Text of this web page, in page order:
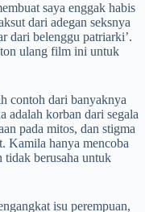
saya enggak habis
dari adegan seksnya
dari belenggu patriarki’.
ulang film ini untuk
contoh dari banyaknya
adalah korban dari segala
pada mitos, dan stigma
Kamila hanya mencoba
tidak berusaha untuk
isu perempuan,